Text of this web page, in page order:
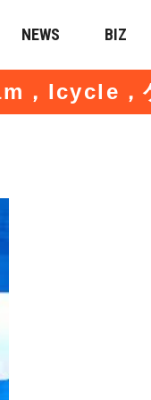
NEWS BIZ
，Icycle，